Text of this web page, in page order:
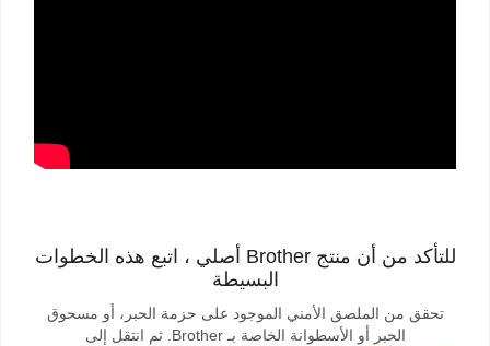
للتأكد من أن منتج Brother أصلي ، اتبع هذه الخطوات
البسيطة
تحقق من الملصق الأمني الموجود على حزمة الحبر، أو مسحوق
الحبر أو الأسطوانة الخاصة بـ Brother. ثم انتقل إلى